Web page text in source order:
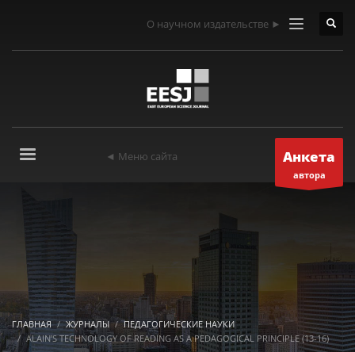
О научном издательстве ►
◄ Меню сайта Анкета
автора
ГЛАВНАЯ ЖУРНАЛЫ
ПЕДАГОГИЧЕСКИЕ НАУКИ
ALAIN’S TECHNOLOGY OF READING AS A PEDAGOGICAL PRINCIPLE (13-16)